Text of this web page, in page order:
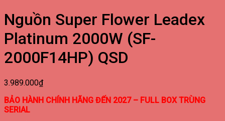
Nguồn Super Flower Leadex
Platinum 2000W (SF-
2000F14HP) QSD
3.989.000₫
BẢO HÀNH CHÍNH HÃNG ĐẾN 2027 – FULL BOX TRÙNG
SERIAL